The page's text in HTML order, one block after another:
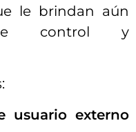
le brindan aún
control y
usuario externo